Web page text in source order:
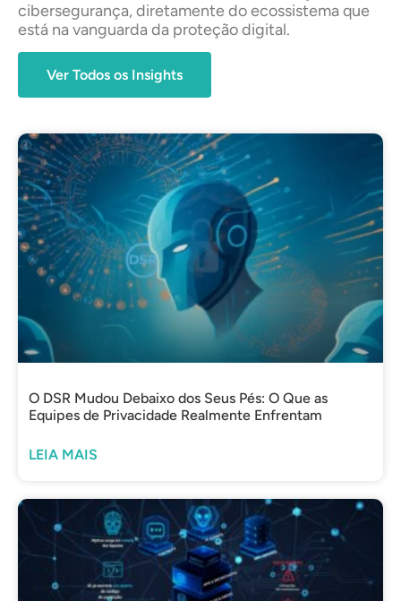
cibersegurança, diretamente do ecossistema que
está na vanguarda da proteção digital.
Ver Todos os Insights
O DSR Mudou Debaixo dos Seus Pés: O Que as
Equipes de Privacidade Realmente Enfrentam
LEIA MAIS